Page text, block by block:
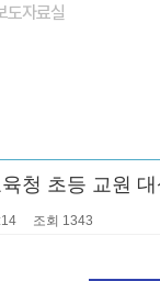
도자료실
청 초등 교원
조회 1343